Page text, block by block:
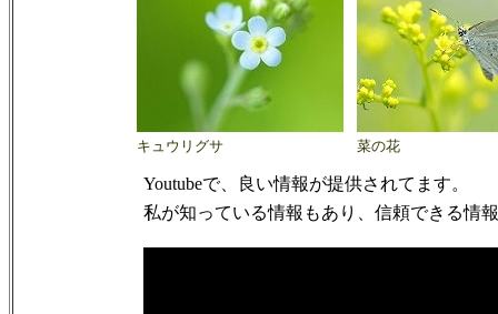
キュウリグサ 菜の花
Youtubeで、良い情報が提供されてます。
私が知っている情報もあり、信頼できる情